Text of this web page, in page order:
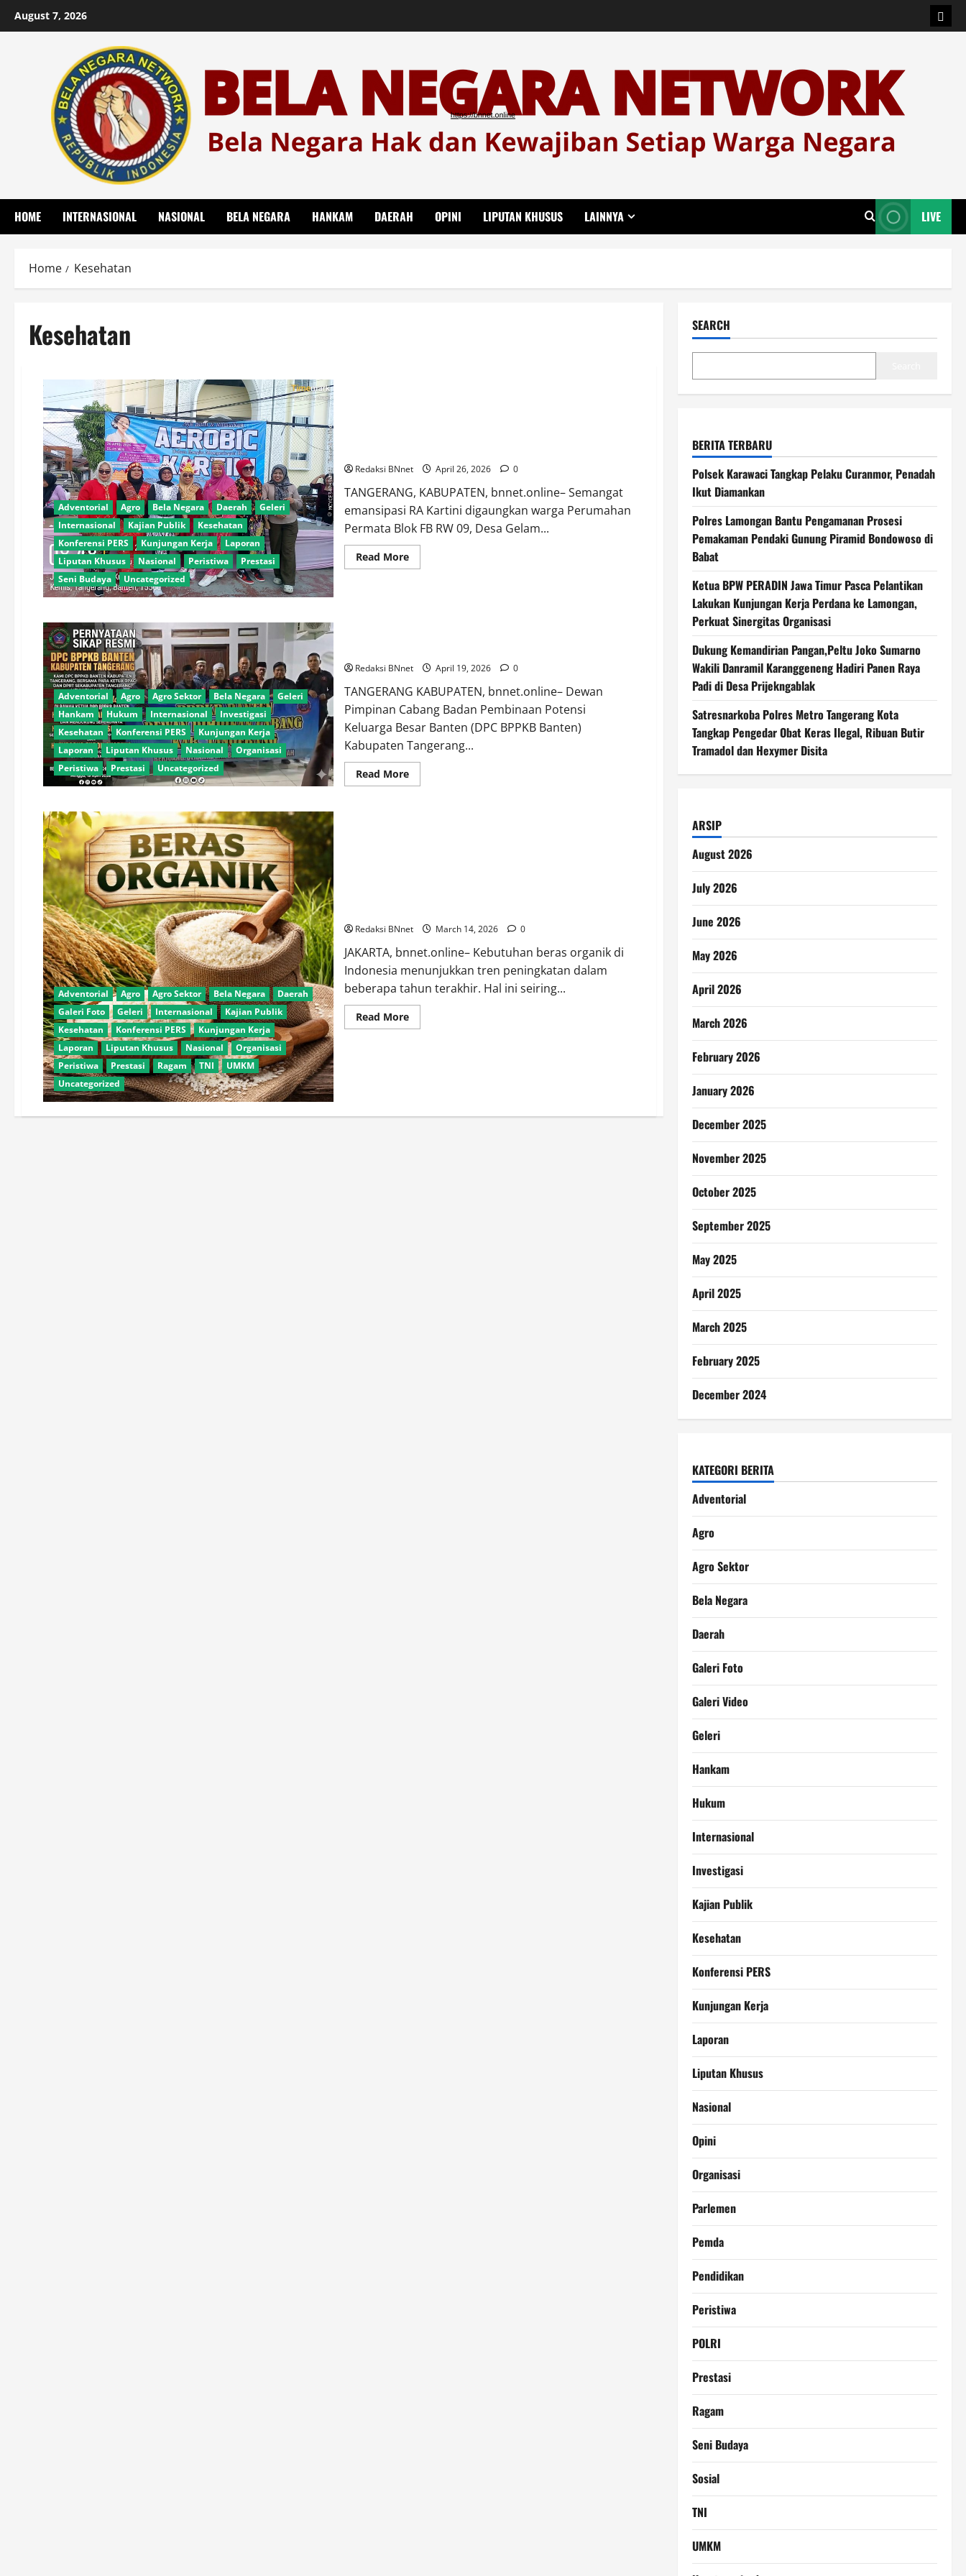
August 7, 2026
HOME INTERNASIONAL NASIONAL BELA NEGARA HANKAM DAERAH OPINI LIPUTAN KHUSUS LAINNYA LIVE
Home Kesehatan
Kesehatan
Adventorial Agro Bela Negara Daerah
Geleri
Internasional
Kajian Publik
Kesehatan
Konferensi PERS
Kunjungan Kerja
Laporan
Liputan Khusus
Nasional Peristiwa
Prestasi
Seni Budaya
Uncategorized
Redaksi BNnet April 26, 2026 0
TANGERANG, KABUPATEN, bnnet.online– Semangat
emansipasi RA Kartini digaungkan warga Perumahan
Permata Blok FB RW 09, Desa Gelam...
Read MoreRead
more
Senam
Aerobik
dan
Cek
Kesehatan
Gratis,
Dukung
Cita
Menuju
Indonesia
Emas
2045
Adventorial Agro Agro Sektor Bela Negara
Geleri
Hankam
Hukum Internasional
Investigasi
Kesehatan
Konferensi PERS
Kunjungan Kerja
Laporan
Liputan Khusus Nasional
Organisasi
Peristiwa
Prestasi Uncategorized
Redaksi BNnet April 19, 2026 0
TANGERANG KABUPATEN, bnnet.online– Dewan
Pimpinan Cabang Badan Pembinaan Potensi
Keluarga Besar Banten (DPC BPPKB Banten)
Kabupaten Tangerang...
Read MoreRead
more
Adventorial Agro Agro Sektor Bela Negara
Daerah
Galeri Foto
Geleri Internasional
Kajian Publik
Kesehatan
Konferensi PERS
Kunjungan Kerja
Laporan
Liputan Khusus Nasional
Organisasi
Peristiwa
Prestasi Ragam TNI
UMKM
Uncategorized
Redaksi BNnet March 14, 2026 0
JAKARTA, bnnet.online– Kebutuhan beras organik di
Indonesia menunjukkan tren peningkatan dalam
beberapa tahun terakhir. Hal ini seiring...
Read MoreRead
more
Pasar
SEARCH
BERITA TERBARU
Polsek Karawaci Tangkap Pelaku Curanmor, Penadah
Ikut Diamankan
Polres Lamongan Bantu Pengamanan Prosesi
Pemakaman Pendaki Gunung Piramid Bondowoso di
Babat
Ketua BPW PERADIN Jawa Timur Pasca Pelantikan
Lakukan Kunjungan Kerja Perdana ke Lamongan,
Perkuat Sinergitas Organisasi
Dukung Kemandirian Pangan,Peltu Joko Sumarno
Wakili Danramil Karanggeneng Hadiri Panen Raya
Padi di Desa Prijekngablak
Satresnarkoba Polres Metro Tangerang Kota
Tangkap Pengedar Obat Keras Ilegal, Ribuan Butir
Tramadol dan Hexymer Disita
ARSIP
August 2026
July 2026
June 2026
May 2026
April 2026
March 2026
February 2026
January 2026
December 2025
November 2025
October 2025
September 2025
May 2025
April 2025
March 2025
February 2025
December 2024
KATEGORI BERITA
Adventorial
Agro
Agro Sektor
Bela Negara
Daerah
Galeri Foto
Galeri Video
Geleri
Hankam
Hukum
Internasional
Investigasi
Kajian Publik
Kesehatan
Konferensi PERS
Kunjungan Kerja
Laporan
Liputan Khusus
Nasional
Opini
Organisasi
Parlemen
Pemda
Pendidikan
Peristiwa
POLRI
Prestasi
Ragam
Seni Budaya
Sosial
TNI
UMKM